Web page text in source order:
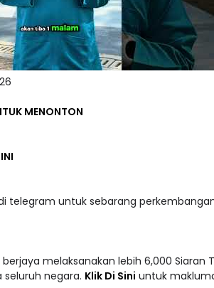
MENONTON
telegram untuk sebarang
melaksanakan lebih 6,000 Siaran
seluruh negara. Klik Di Sini untuk